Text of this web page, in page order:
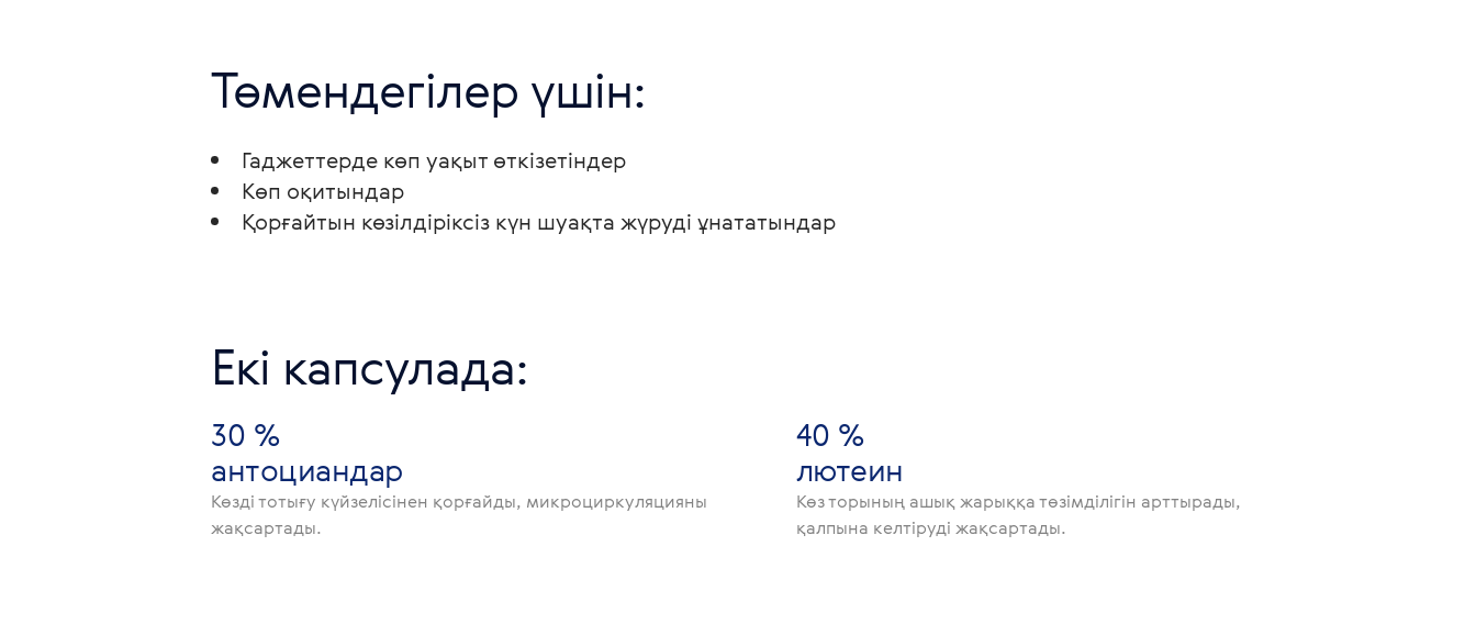
Төмендегілер үшін:
Гаджеттерде көп уақыт өткізетіндер
Көп оқитындар
Қорғайтын көзілдіріксіз күн шуақта жүруді ұнататындар
Екі капсулада:
30 %
антоциандар
Көзді тотығу күйзелісінен қорғайды, микроциркуляцияны
жақсартады.
40 %
лютеин
Көз торының ашық жарыққа төзімділігін арттырады,
қалпына келтіруді жақсартады.